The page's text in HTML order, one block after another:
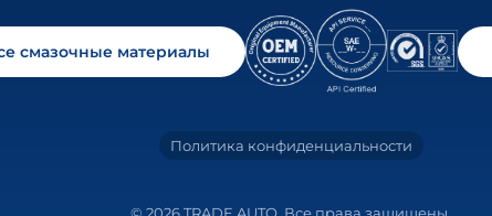
смазочные материалы
Политика конфиденциальности